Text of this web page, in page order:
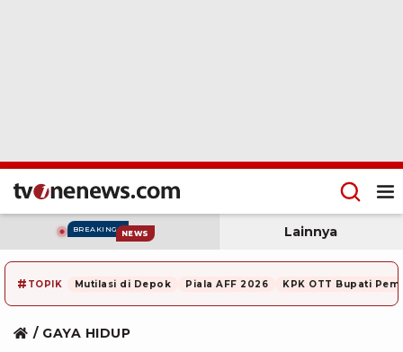
BREAKING NEWS Lainnya
# TOPIK Mutilasi di Depok Piala AFF 2026 KPK OTT Bupati
GAYA HIDUP